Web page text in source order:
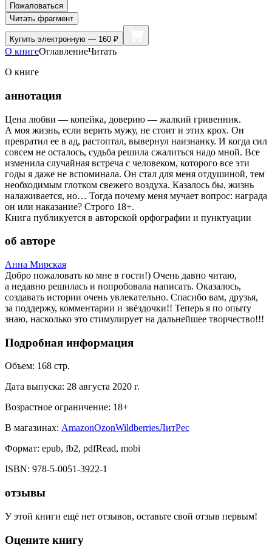
Пожаловаться
Читать фрагмент
Купить электронную — 160 ₽
О книгеОглавлениеЧитать
О книге
аннотация
Цена любви — копейка, доверию — жалкий гривенник.
А моя жизнь, если верить мужу, не стоит и этих крох. Он
превратил ее в ад, растоптал, вывернул наизнанку. И когда сил
совсем не осталось, судьба решила сжалиться надо мной. Все
изменила случайная встреча с человеком, которого все эти
годы я даже не вспоминала. Он стал для меня отдушиной, тем
необходимым глотком свежего воздуха. Казалось бы, жизнь
налаживается, но… Тогда почему меня мучает вопрос: награда
он или наказание? Строго 18+.
Книга публикуется в авторской орфографии и пунктуации
об авторе
Анна Мирская
Добро пожаловать ко мне в гости!) Очень давно читаю,
а недавно решилась и попробовала написать. Оказалось,
создавать истории очень увлекательно. Спасибо вам, друзья,
за поддержу, комментарии и звёздочки!! Теперь я по опыту
знаю, насколько это стимулирует на дальнейшее творчество!!!
Подробная информация
Объем: 168 стр.
Дата выпуска: 28 августа 2020 г.
Возрастное ограничение: 18+
В магазинах: AmazonOzonWildberriesЛитРес
Формат: epub, fb2, pdfRead, mobi
ISBN: 978-5-0051-3922-1
отзывы
У этой книги ещё нет отзывов, оставьте свой отзыв первым!
Оцените книгу